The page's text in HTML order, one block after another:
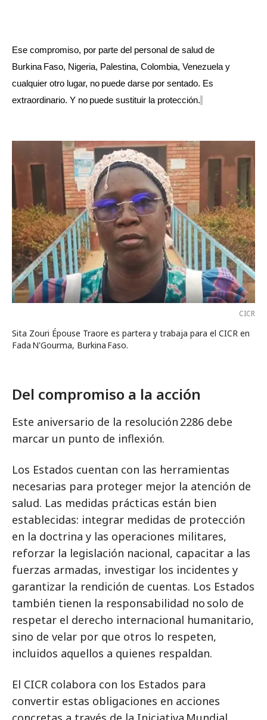
Ese compromiso, por parte del personal de salud de
Burkina Faso, Nigeria, Palestina, Colombia, Venezuela y
cualquier otro lugar, no puede darse por sentado. Es
extraordinario. Y no puede sustituir la protección.
CICR
Sita Zouri Épouse Traore es partera y trabaja para el CICR en
Fada N'Gourma, Burkina Faso.
Del compromiso a la acción
Este aniversario de la resolución 2286 debe
marcar un punto de inflexión.
Los Estados cuentan con las herramientas
necesarias para proteger mejor la atención de
salud. Las medidas prácticas están bien
establecidas: integrar medidas de protección
en la doctrina y las operaciones militares,
reforzar la legislación nacional, capacitar a las
fuerzas armadas, investigar los incidentes y
garantizar la rendición de cuentas. Los Estados
también tienen la responsabilidad no solo de
respetar el derecho internacional humanitario,
sino de velar por que otros lo respeten,
incluidos aquellos a quienes respaldan.
El CICR colabora con los Estados para
convertir estas obligaciones en acciones